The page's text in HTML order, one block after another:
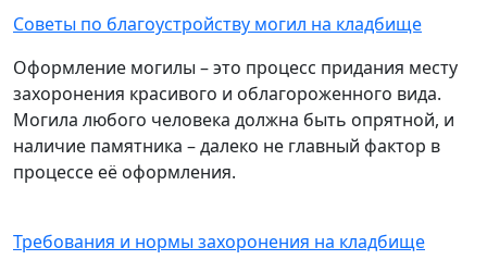
Советы по благоустройству могил на кладбище
Оформление могилы – это процесс придания месту
захоронения красивого и облагороженного вида.
Могила любого человека должна быть опрятной, и
наличие памятника – далеко не главный фактор в
процессе её оформления.
Требования и нормы захоронения на кладбище